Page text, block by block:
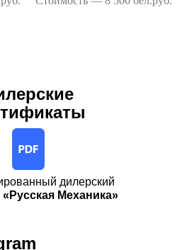
дилерский
Механика»